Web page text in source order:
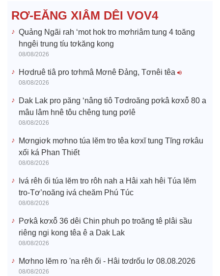
e
o
RƠ-EĂNG XIÂM DÊI VOV4
Quảng Ngãi rah ‘mot hok tro mơhriâm tung 4 toăng
hngêi trung tíu tơkăng kong
08/08/2026
Hơdruê tiâ pro tơhmâ Mơnê Đảng, Tơnêi têa
08/08/2026
Dak Lak pro păng ‘nâng tiô Tơdroăng pơkâ kơxô̆ 80 a
mâu lâm hnê tôu chêng tung pơlê
08/08/2026
Mơngiơk mơhno túa lĕm tro têa kơxĭ tung Tĭng rơkâu
xối ká Phan Thiết
08/08/2026
Ivá rêh ối túa lĕm tro rôh nah a Hâi xah hêi Túa lĕm
tro-Tơ’noăng ivá cheăm Phú Túc
08/08/2026
Pơkâ kơxô̆ 36 dêi Chin phuh po troăng tê plâi sầu
riêng ngi kong têa ê a Dak Lak
08/08/2026
Mơhno lĕm ro 'na rêh ối - Hâi tơdrốu lơ 08.08.2026
08/08/2026